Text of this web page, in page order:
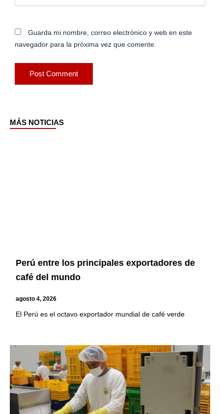
Guarda mi nombre, correo electrónico y web en este
navegador para la próxima vez que comente.
MÁS NOTICIAS
Perú entre los principales exportadores de
café del mundo
agosto 4, 2026
El Perú es el octavo exportador mundial de café verde